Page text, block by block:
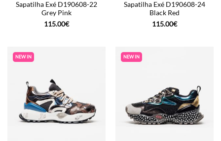
Sapatilha Exé D190608-22
Grey Pink
115.00€
Sapatilha Exé D190608-24
Black Red
115.00€
NEW IN NEW IN